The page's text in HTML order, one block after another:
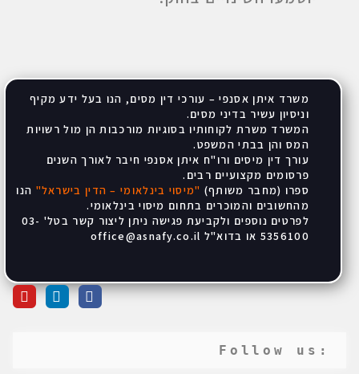
משרד איתן אסנפי – עורכי דין מסים, הנו בעל ידע מקיף
וניסיון עשיר בדיני מסים.
המשרד משרת לקוחותיו בסוגיות מורכבות הן מול רשויות
המס והן בבתי המשפט.
עורך דין מיסים ורו"ח איתן אסנפי חיבר לאורך השנים
פרסומים מקצועיים רבים .
ספרו (מחבר משותף) "מיסוי בינלאומי – הדין בישראל" הנו
מהחשובים והמוכרים בתחום מיסוי בינלאומי.
לפרטים נוספים ולקביעת פגישה ניתן ליצור קשר בטל' 03-
5356100 או בדוא"ל
office@asnafy.co.il
:Follow us